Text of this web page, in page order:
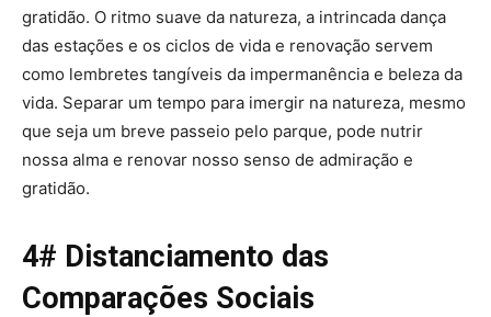
gratidão. O ritmo suave da natureza, a intrincada dança
das estações e os ciclos de vida e renovação servem
como lembretes tangíveis da impermanência e beleza da
vida. Separar um tempo para imergir na natureza, mesmo
que seja um breve passeio pelo parque, pode nutrir
nossa alma e renovar nosso senso de admiração e
gratidão.
4# Distanciamento das
Comparações Sociais